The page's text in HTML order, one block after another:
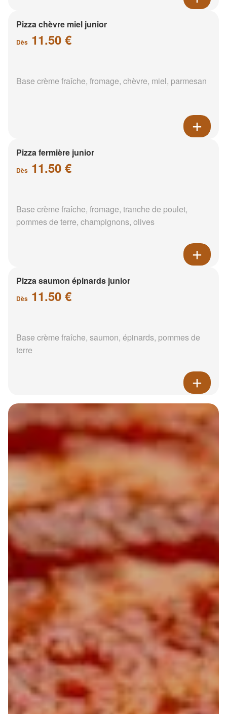
Pizza chèvre miel junior
Dès 11.50 €
Base crème fraîche, fromage, chèvre, miel, parmesan
Pizza fermière junior
Dès 11.50 €
Base crème fraîche, fromage, tranche de poulet,
pommes de terre, champignons, olives
Pizza saumon épinards junior
Dès 11.50 €
Base crème fraîche, saumon, épinards, pommes de
terre